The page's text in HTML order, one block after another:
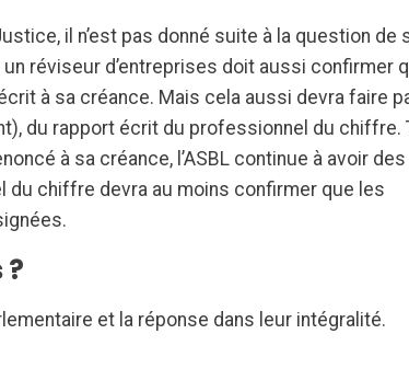
il n’est pas donné suite à la question de
réviseur d’entreprises doit aussi confirmer
à sa créance. Mais cela aussi devra faire
du rapport écrit du professionnel du chiffre.
à sa créance, l’ASBL continue à avoir des
chiffre devra au moins confirmer que les
et la réponse dans leur intégralité.